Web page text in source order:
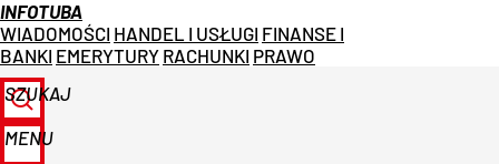
INFOTUBA
WIADOMOŚCI HANDEL I USŁUGI FINANSE I
BANKI EMERYTURY RACHUNKI PRAWO
SZUKAJ
MENU